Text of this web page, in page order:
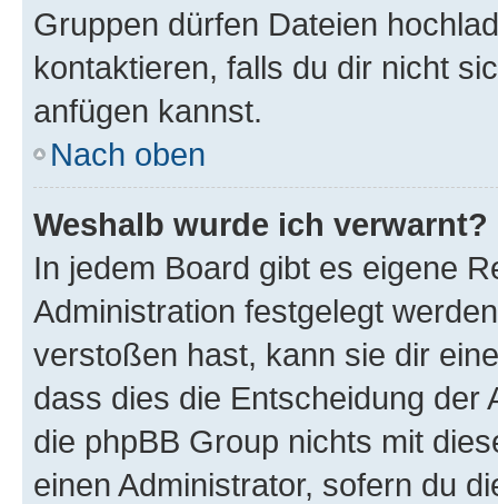
Gruppen dürfen Dateien
kontaktieren, falls du dir nicht
anfügen kannst.
Nach oben
Weshalb wurde ich verwarnt?
In jedem Board gibt es eigene
Administration festgelegt
verstoßen hast, kann sie dir
dass dies die Entscheidung der
die phpBB Group nichts mit
einen Administrator, sofern du